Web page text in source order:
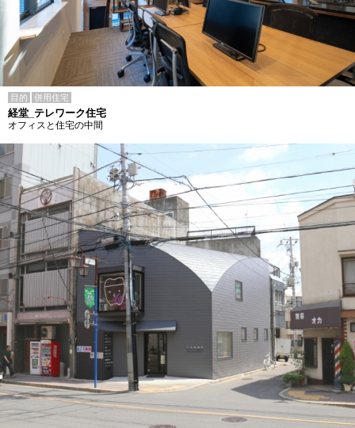
目的 併用住宅
経堂_テレワーク住宅
オフィスと住宅の中間